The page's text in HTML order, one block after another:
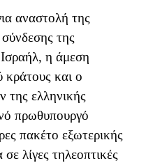
αναστολή της
της
η άμεση
κράτους και ο
της ελληνικής
πρωθυπουργό
πακέτο εξωτερικής
λίγες τηλεοπτικές